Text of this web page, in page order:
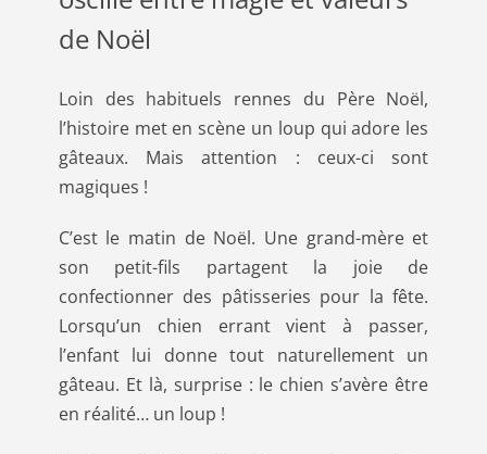
de Noël
Loin des habituels rennes du Père Noël,
l’histoire met en scène un loup qui adore les
gâteaux. Mais attention : ceux-ci sont
magiques !
C’est le matin de Noël. Une grand-mère et
son petit-fils partagent la joie de
confectionner des pâtisseries pour la fête.
Lorsqu’un chien errant vient à passer,
l’enfant lui donne tout naturellement un
gâteau. Et là, surprise : le chien s’avère être
en réalité… un loup !